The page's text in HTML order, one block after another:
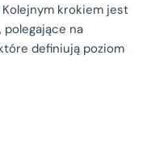
krokiem jest
na
definiują poziom